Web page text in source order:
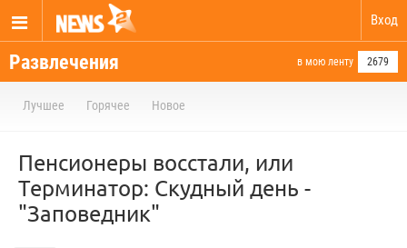
Вход
Развлечения в мою ленту 2679
Лучшее Горячее Новое
Пенсионеры восстали, или
Терминатор: Скудный день -
"Заповедник"